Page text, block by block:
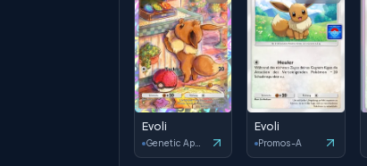
Evoli
Genetic Apex
Evoli
Promos-A